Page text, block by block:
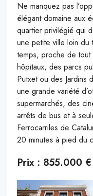
Ne manquez pas
élégant domaine aux
quartier privilégié qui
une petite ville loin du
temps, proche de
hôpitaux, des parcs
Putxet ou des Jardins
une grande variété
supermarchés, des
arrêts de bus et à
Ferrocarriles de
20 minutes à pied du
Prix : 855.000 €